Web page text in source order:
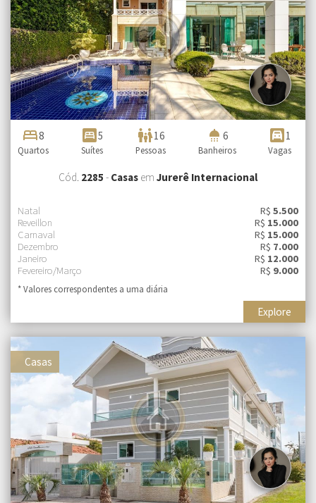
bed8
Quartos
bedroom_parent 5
Suítes
family_restroom16
Pessoas
shower 6
Banheiros
garage 1
Vagas
Cód. 2285 - Casas em Jurerê Internacional
Natal R$ 5.500
Reveillon
R$ 15.000
Carnaval
R$ 15.000
Dezembro
R$ 7.000
Janeiro
R$ 12.000
Fevereiro/Março
R$ 9.000
* Valores correspondentes a uma diária
Explore
Casas